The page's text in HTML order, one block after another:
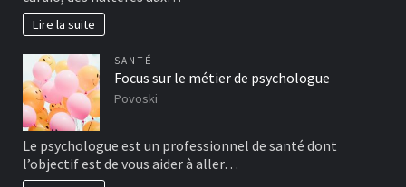
Lire la suite
SANTÉ
Focus sur le métier de psychologue
Povoski
Le psychologue est un professionnel de santé dont
l’objectif est de vous aider à aller…